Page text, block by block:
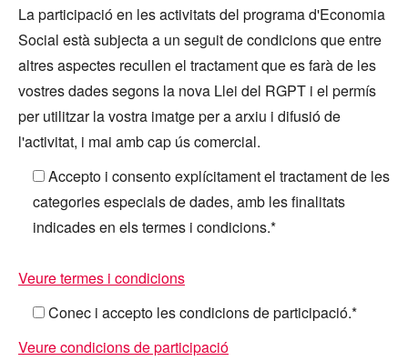
La participació en les activitats del programa d'Economia
Social està subjecta a un seguit de condicions que entre
altres aspectes recullen el tractament que es farà de les
vostres dades segons la nova Llei del RGPT i el permís
per utilitzar la vostra imatge per a arxiu i difusió de
l'activitat, i mai amb cap ús comercial.
Accepto i consento explícitament el tractament de les
categories especials de dades, amb les finalitats
indicades en els termes i condicions.*
Veure termes i condicions
Conec i accepto les condicions de participació.*
Veure condicions de participació